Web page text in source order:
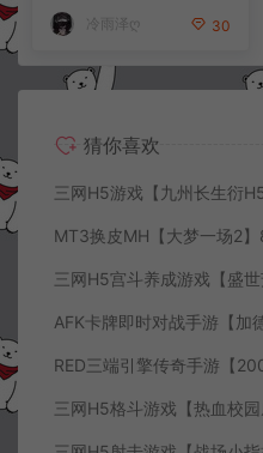
+视频教程
冷雨泽ღ 30
猜你喜欢